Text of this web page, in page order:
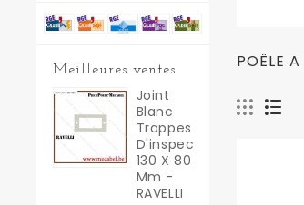
Meilleures ventes
Joint
Blanc
Trappes
D'inspection
130 X 80
Mm -
RAVELLI
POÊLE